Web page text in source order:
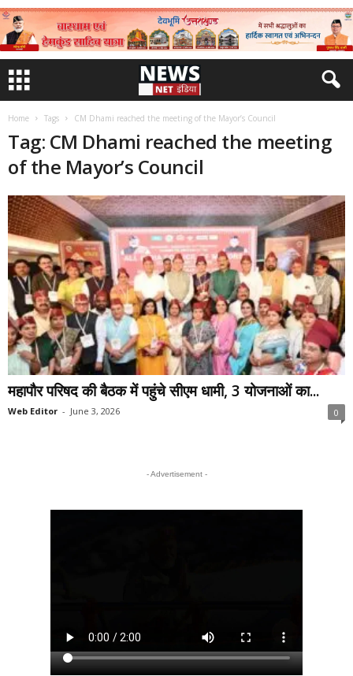
Home Tags CM Dhami reached the meeting of the Mayor’s Council
Tag: CM Dhami reached the meeting
of the Mayor’s Council
महापौर परिषद की बैठक में पहुंचे सीएम धामी, 3 योजनाओं का...
Web Editor - June 3, 2026 0
- Advertisement -